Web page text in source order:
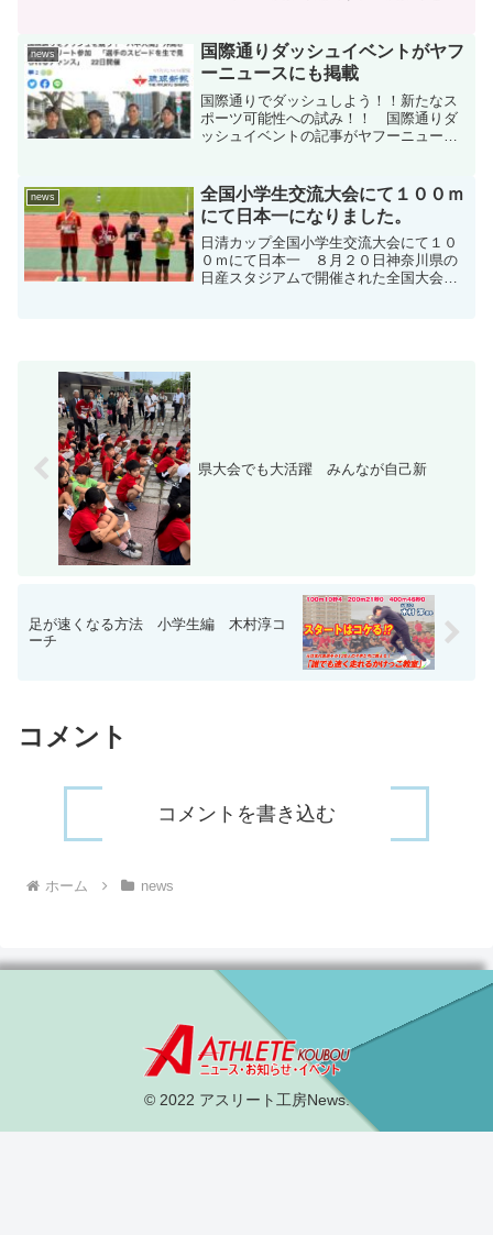
を前に進めるようになります。是非お試
しください。 小学生編は...
news
国際通りダッシュイベントがヤフ
ーニュースにも掲載
国際通りでダッシュしよう！！新たなス
ポーツ可能性への試み！！ 国際通りダ
ッシュイベントの記事がヤフーニュース
加イベントです。場所はてんぷす館前１
部：小学生の部は１２時受...
news
全国小学生交流大会にて１００ｍ
にて日本一になりました。
日清カップ全国小学生交流大会にて１０
０ｍにて日本一 ８月２０日神奈川県の
日産スタジアムで開催された全国大会に
県大会でも大活躍 みんなが自己新
足が速くなる方法 小学生編 木村淳コ
ーチ
コメント
コメントを書き込む
ホーム news
© 2022 アスリート工房News.